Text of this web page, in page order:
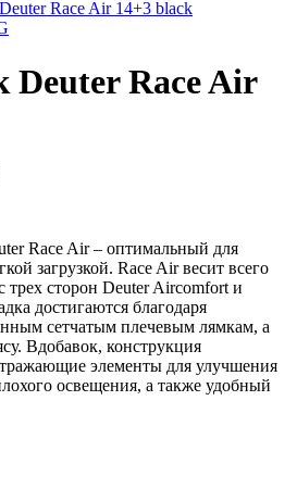
Deuter Race Air
Race Air – оптимальный для
загрузкой. Race Air весит всего
трех сторон Deuter Aircomfort и
достигаются благодаря
сетчатым плечевым лямкам, а
Вдобавок, конструкция
элементы для улучшения
освещения, а также удобный